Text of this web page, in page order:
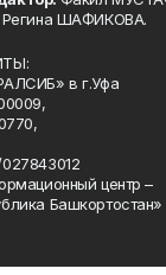
Регина ШАФИКОВА.
в г.Уфа
центр –
Башкортостан»